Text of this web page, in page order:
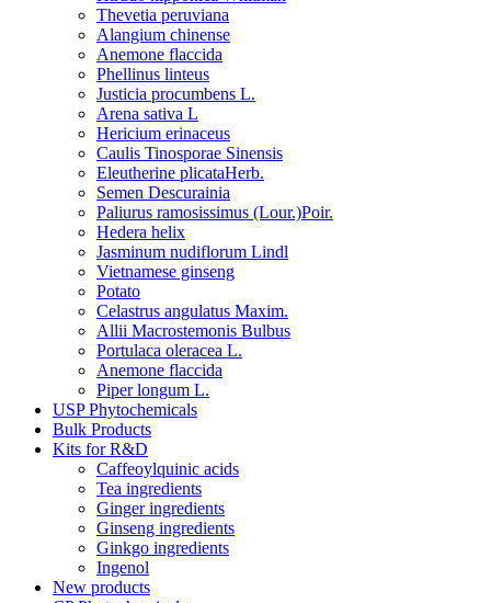
Thevetia peruviana
Alangium chinense
Anemone flaccida
Phellinus linteus
Justicia procumbens L.
Arena sativa L
Hericium erinaceus
Caulis Tinosporae Sinensis
Eleutherine plicataHerb.
Semen Descurainia
Paliurus ramosissimus (Lour.)Poir.
Hedera helix
Jasminum nudiflorum Lindl
Vietnamese ginseng
Potato
Celastrus angulatus Maxim.
Allii Macrostemonis Bulbus
Portulaca oleracea L.
Anemone flaccida
Piper longum L.
USP Phytochemicals
Bulk Products
Kits for R&D
Caffeoylquinic acids
Tea ingredients
Ginger ingredients
Ginseng ingredients
Ginkgo ingredients
Ingenol
New products